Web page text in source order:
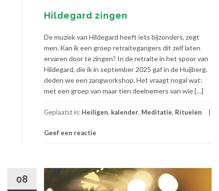
Hildegard zingen
De muziek van Hildegard heeft iets bijzonders, zegt
men. Kan ik een groep retraitegangers dit zelf laten
ervaren door te zingen? In de retraite in het spoor van
Hildegard, die ik in september 2025 gaf in de Huijberg,
deden we een zangworkshop. Het vraagt nogal wat:
met een groep van maar tien deelnemers van wie […]
Geplaatst in: Heiligen, kalender, Meditatie, Rituelen
Geef een reactie
08